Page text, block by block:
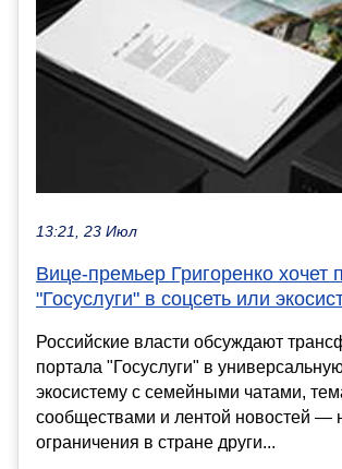
13:21, 23 Июл
Вице-премьер Григоренко хочет
"Госуслуги" в соцсеть или
Российские власти обсуждают
портала "Госуслуги" в
экосистему с семейными чатами,
сообществами и лентой новостей —
ограничения в стране други...